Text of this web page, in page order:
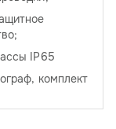
IP65
комплект